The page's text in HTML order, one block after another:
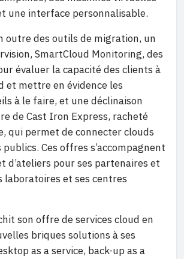
une interface personnalisable.
outre des outils de migration, un
SmartCloud Monitoring, des
évaluer la capacité des clients à
et mettre en évidence les
à le faire, et une déclinaison
de Cast Iron Express, racheté
qui permet de connecter clouds
Ces offres s’accompagnent
d’ateliers pour ses partenaires et
laboratoires et ses centres
son offre de services cloud en
briques solutions à ses
as a service, back-up as a